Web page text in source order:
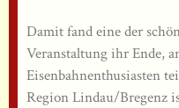
Damit fand eine der
Veranstaltung ihr Ende,
Eisenbahnenthusiasten
Region Lindau/Bregenz